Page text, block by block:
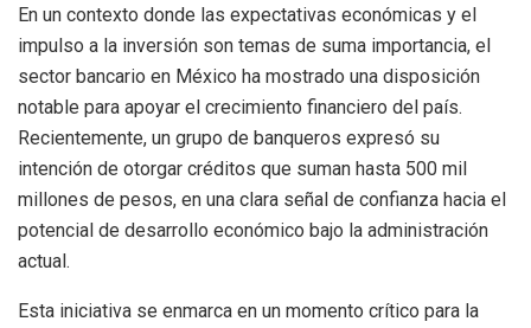
En un contexto donde las expectativas económicas y el
impulso a la inversión son temas de suma importancia, el
sector bancario en México ha mostrado una disposición
notable para apoyar el crecimiento financiero del país.
Recientemente, un grupo de banqueros expresó su
intención de otorgar créditos que suman hasta 500 mil
millones de pesos, en una clara señal de confianza hacia el
potencial de desarrollo económico bajo la administración
actual.
Esta iniciativa se enmarca en un momento crítico para la